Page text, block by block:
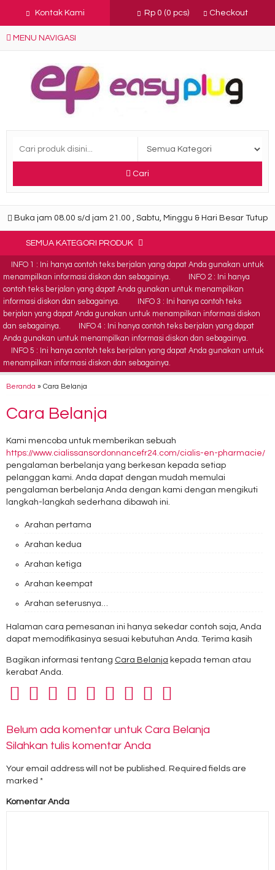
Kontak Kami Rp 0 (0 pcs) Checkout
MENU NAVIGASI
Cari
Buka jam 08.00 s/d jam 21.00 , Sabtu, Minggu & Hari Besar Tutup
SEMUA KATEGORI PRODUK
INFO 1 : Ini hanya contoh teks berjalan yang dapat Anda gunakan untuk
menampilkan informasi diskon dan sebagainya.
INFO 2 : Ini hanya
contoh teks berjalan yang dapat Anda gunakan untuk menampilkan
informasi diskon dan sebagainya.
INFO 3 : Ini hanya contoh teks
berjalan yang dapat Anda gunakan untuk menampilkan informasi diskon
dan sebagainya.
INFO 4 : Ini hanya contoh teks berjalan yang dapat
Anda gunakan untuk menampilkan informasi diskon dan sebagainya.
INFO 5 : Ini hanya contoh teks berjalan yang dapat Anda gunakan untuk
menampilkan informasi diskon dan sebagainya.
Beranda » Cara Belanja
Cara Belanja
Kami mencoba untuk memberikan sebuah
https://www.cialissansordonnancefr24.com/cialis-en-pharmacie/
pengalaman berbelanja yang berkesan kepada setiap
pelanggan kami. Anda dapat dengan mudah memulai
pengalaman berbelanja Anda dengan kami dengan mengikuti
langkah-langkah sederhana dibawah ini.
Arahan pertama
Arahan kedua
Arahan ketiga
Arahan keempat
Arahan seterusnya…
Halaman cara pemesanan ini hanya sekedar contoh saja, Anda
dapat memodifikasinya sesuai kebutuhan Anda. Terima kasih
Bagikan informasi tentang Cara Belanja kepada teman atau
kerabat Anda.
Belum ada komentar untuk Cara Belanja
Silahkan tulis komentar Anda
Your email address will not be published. Required fields are
marked *
Komentar Anda